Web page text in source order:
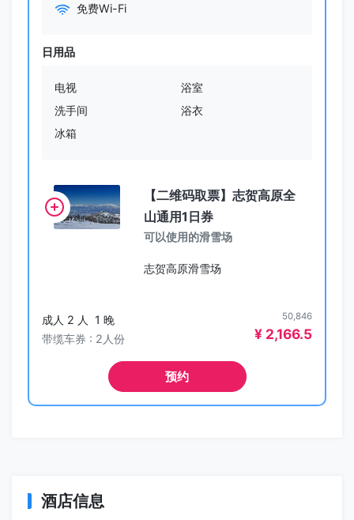
免费Wi-Fi
日用品
电视
浴室
洗手间
浴衣
冰箱
【二维码取票】志贺高原全
山通用1日券
可以使用的滑雪场
志贺高原滑雪场
成人 2 人
1 晚
带缆车券 : 2人份
50,846
¥ 2,166.5
预约
酒店信息